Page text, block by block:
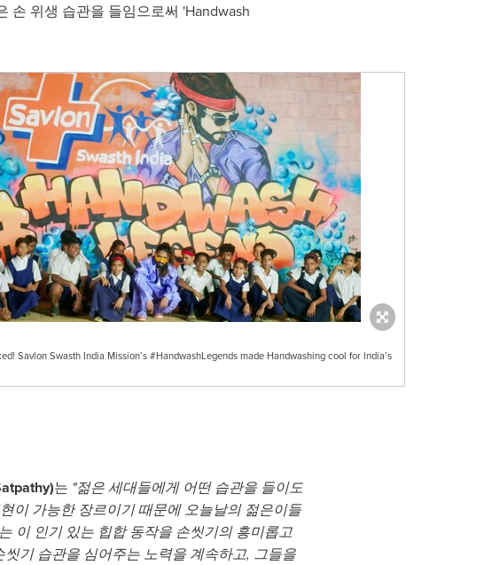
손 위생 습관을 들임으로써 'Handwash
Savlon Swasth India Mission’s #HandwashLegends made Handwashing cool for India’s
)는 "젊은 세대들에게 어떤 습관을 들이도
이 가능한 장르이기 때문에 오늘날의 젊은이들
이 인기 있는 힙합 동작을 손씻기의 흥미롭고
기 습관을 심어주는 노력을 계속하고, 그들을